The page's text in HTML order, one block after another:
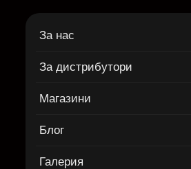
За нас
За дистрибутори
Магазини
Блог
Галерия